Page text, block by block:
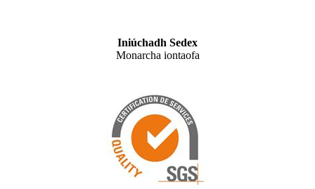
Iniúchadh Sedex
Monarcha iontaofa